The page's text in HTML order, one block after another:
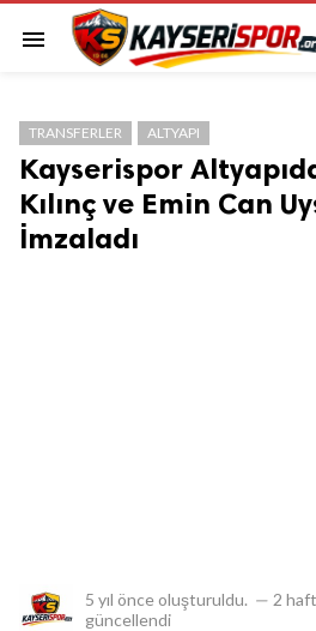
menu
TRANSFERLER ALTYAPI
Kayserispor
Kılınç ve Emin Can
İmzaladı
5 yıl önce oluşturuldu. — 2
güncellendi